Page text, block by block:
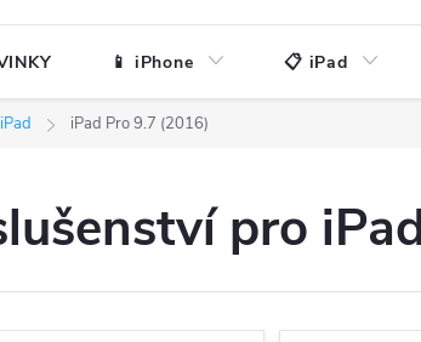
📱 iPhone 📋 iPad
iPad Pro 9.7 (2016)
pro